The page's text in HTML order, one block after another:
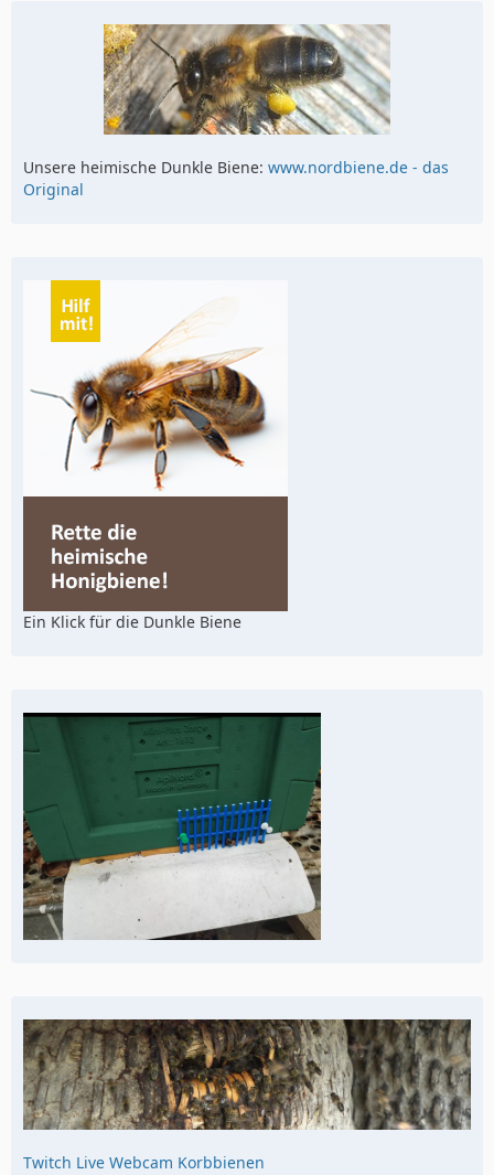
Unsere heimische Dunkle Biene: www.nordbiene.de - das
Original
Ein Klick für die Dunkle Biene
Twitch Live Webcam Korbbienen